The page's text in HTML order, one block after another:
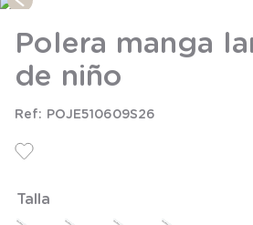
Polera manga
de niño
POJE510609S26
Talla
3.
zapatillas
4.
body
5
manta
8.